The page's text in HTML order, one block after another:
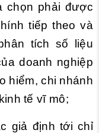
chọn phải được
tiếp theo và
tích số liệu
doanh nghiệp
hiểm, chi nhánh
tế vĩ mô;
giả định tới chỉ